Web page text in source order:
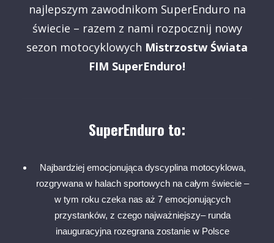
najlepszym zawodnikom SuperEnduro na
świecie – razem z nami rozpocznij nowy
sezon motocyklowych Mistrzostw Świata
FIM SuperEnduro!
SuperEnduro to:
Najbardziej emocjonująca dyscyplina motocyklowa,
rozgrywana w halach sportowych na całym świecie –
w tym roku czeka nas aż 7 emocjonujących
przystanków, z czego najważniejszy– runda
inauguracyjna rozegrana zostanie w Polsce